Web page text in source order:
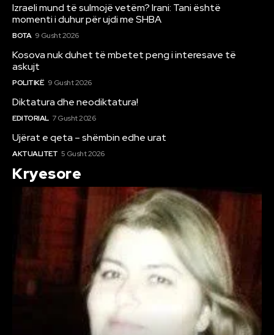
Izraeli mund të sulmojë vetëm? Irani: Tani është
momenti i duhur për ujdi me SHBA
BOTA 9 Gusht 2026
Kosova nuk duhet të mbetet peng i interesave të
askujt
POLITIKË 9 Gusht 2026
Diktatura dhe neodiktatura!
EDITORIAL 7 Gusht 2026
Ujërat e qeta – shëmbin edhe urat
AKTUALITET 5 Gusht 2026
Kryesore